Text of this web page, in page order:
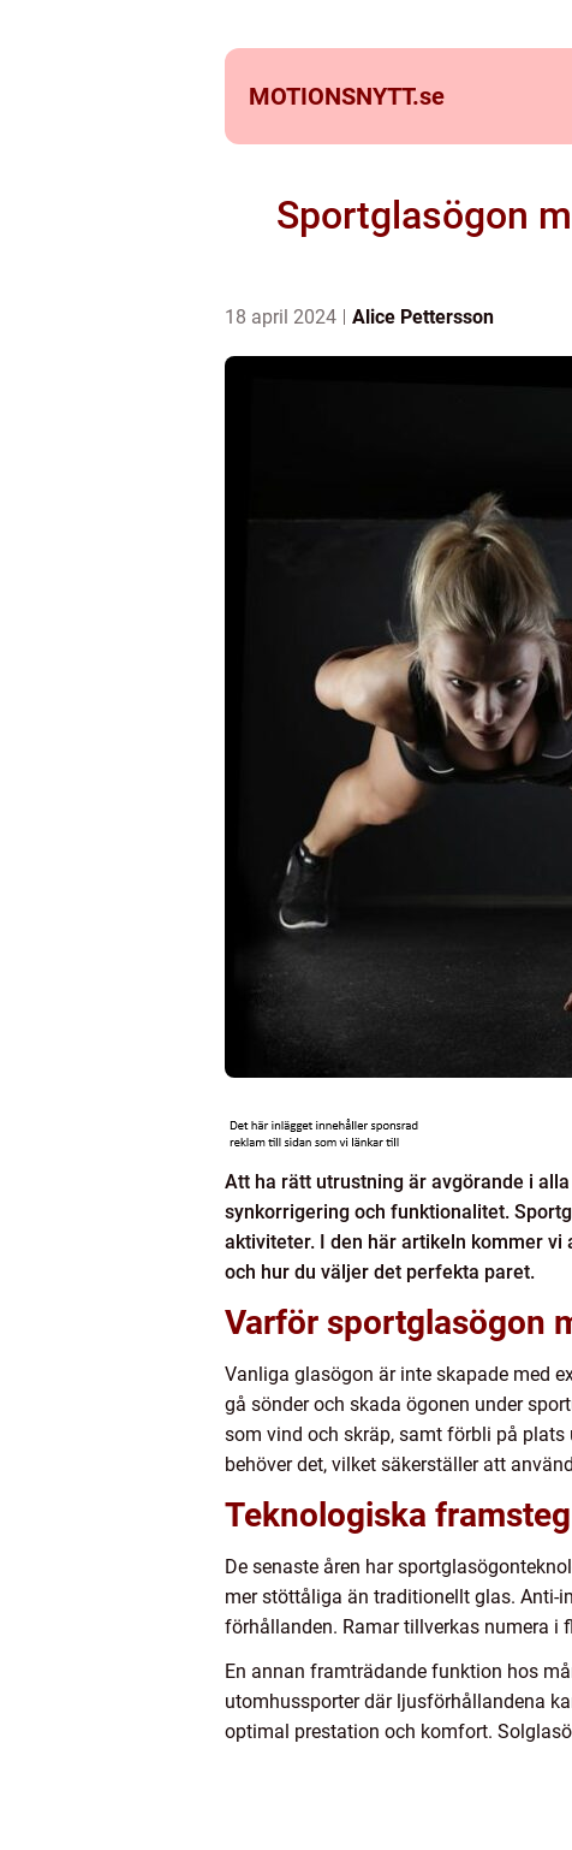
MOTIONSNYTT.se
Sportglasögon
18 april 2024 Alice Pettersson
Att ha rätt utrustning är avgörande i
synkorrigering och funktionalitet.
aktiviteter. I den här artikeln kommer
och hur du väljer det perfekta paret.
Varför sportglasögon
Vanliga glasögon är inte skapade med
gå sönder och skada ögonen under
som vind och skräp, samt förbli på plats
behöver det, vilket säkerställer att
Teknologiska
De senaste åren har
mer stöttåliga än traditionellt glas. Anti-
förhållanden. Ramar tillverkas numera i
En annan framträdande funktion hos
utomhussporter där ljusförhållandena
optimal prestation och komfort.